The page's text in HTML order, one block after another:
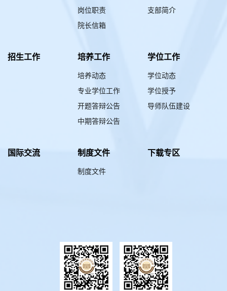
岗位职责
院长信箱
支部简介
招生工作 培养工作
培养动态
专业学位工作
开题答辩公告
中期答辩公告
学位工作
学位动态
学位授予
导师队伍建设
国际交流 制度文件
制度文件
下载专区